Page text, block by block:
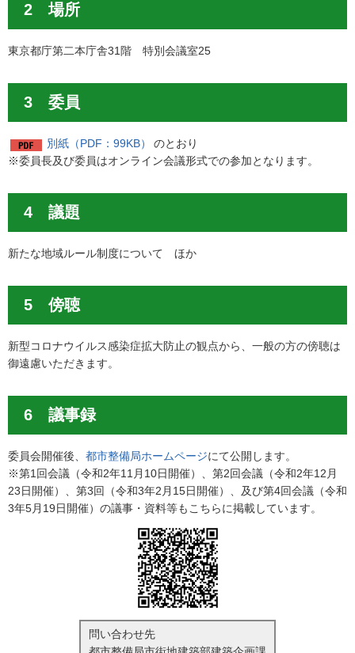
2 場所
東京都庁第二本庁舎31階 特別会議室25
3 委員
別紙（PDF：99KB）
のとおり
※委員長及び委員はオンライン会議形式での参加となります。
4 議題
新たな地域ルール制度について ほか
5 傍聴
新型コロナウイルス感染症拡大防止の観点から、一般の方の傍聴は
御遠慮いただきます。
6 議事録
委員会開催後、 都市整備局ホームページにて公開します。
※第1回会議（令和2年11月10日開催）、第2回会議（令和2年12月
23日開催）、第3回（令和3年2月15日開催）、及び第4回会議（令和
3年5月19日開催）の議事・資料等もこちらに掲載しています。
問い合わせ先